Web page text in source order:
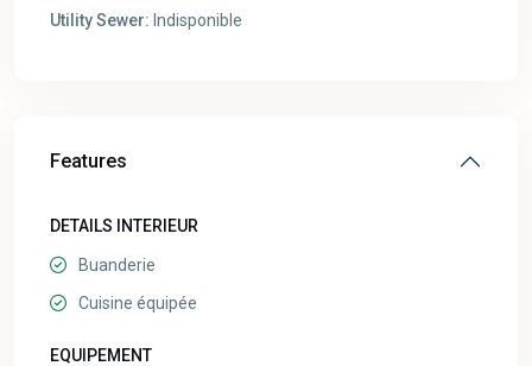
Utility Sewer: Indisponible
Features
DETAILS INTERIEUR
Buanderie
Cuisine équipée
EQUIPEMENT